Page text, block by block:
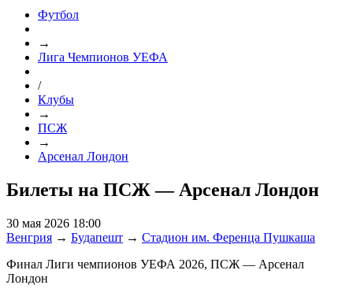
Футбол
→
Лига Чемпионов УЕФА
/
Клубы
→
ПСЖ
→
Арсенал Лондон
Билеты на ПСЖ — Арсенал Лондон
30 мая 2026 18:00
Венгрия → Будапешт → Стадион им. Ференца Пушкаша
Финал Лиги чемпионов УЕФА 2026, ПСЖ — Арсенал
Лондон